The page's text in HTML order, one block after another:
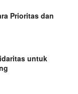
Prioritas dan
untuk